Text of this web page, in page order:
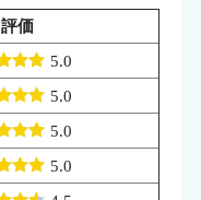
評価
5.0
5.0
5.0
5.0